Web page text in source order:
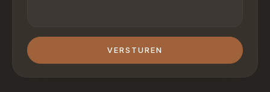
VERSTUREN